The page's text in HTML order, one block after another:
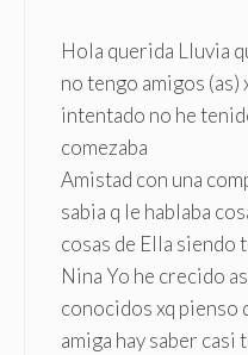
Hola querida Lluvia
no tengo amigos (as)
intentado no he
comezaba
Amistad con una
sabia q le hablaba
cosas de Ella siendo
Nina Yo he crecido
conocidos xq pienso
amiga hay saber